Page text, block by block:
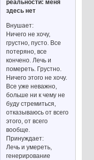
реальности: меня
здесь нет
Внушает:
Ничего не хочу,
грустно, пусто. Все
потеряно, все
кончено. Лечь и
помереть. Грустно.
Ничего этого не хочу.
Все уже неважно,
больше ни к чему не
буду стремиться,
отказываюсь от всего
этого, от всего
вообще.
Принуждает:
Лечь и умереть,
генерирование